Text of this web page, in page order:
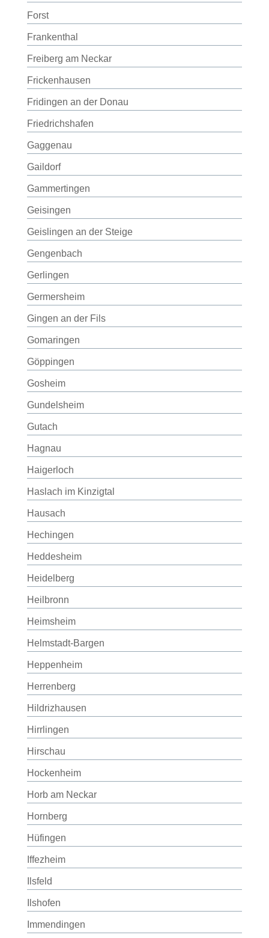
Forst
Frankenthal
Freiberg am Neckar
Frickenhausen
Fridingen an der Donau
Friedrichshafen
Gaggenau
Gaildorf
Gammertingen
Geisingen
Geislingen an der Steige
Gengenbach
Gerlingen
Germersheim
Gingen an der Fils
Gomaringen
Göppingen
Gosheim
Gundelsheim
Gutach
Hagnau
Haigerloch
Haslach im Kinzigtal
Hausach
Hechingen
Heddesheim
Heidelberg
Heilbronn
Heimsheim
Helmstadt-Bargen
Heppenheim
Herrenberg
Hildrizhausen
Hirrlingen
Hirschau
Hockenheim
Horb am Neckar
Hornberg
Hüfingen
Iffezheim
Ilsfeld
Ilshofen
Immendingen